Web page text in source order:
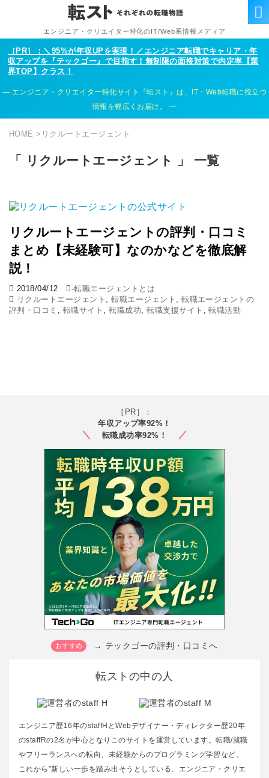
エンジニア・クリエイター特化のIT/Web系情報メディア
［PR］：＼95%が年収UPを実現！／エンジニア転職でキャリア・年
収アップを『テックゴー』で目指す！無制限の面接対策で内定率【業
界TOP】クラス！
エンジニア・クリエイター特化サイト『転スト』は、IT・Web転職に役立つ
情報を幅広くお届け。
HOME > リクルートエージェント
「 リクルートエージェント 」 一覧
リクルートエージェントの評判・口コミ
まとめ【未経験可】なのかなどを徹底解
説！
2018/04/12 -転職エージェントとは
リクルートエージェント ,転職エージェント ,転職エージェントの
評判・口コミ , 転職サイト ,転職成功,転職支援サイト ,転職活動
［PR］：
年収アップ率92%！
転職成功率92%！
→ テックゴーの評判・口コミへ
転ストの中の人
エンジニア歴16年のstaffHとWebデザイナー・ディレクター歴20年
のstaffRの2名が中心となりこのサイトを運営しています。転職/就職
やフリーランスへの転向、未経験からのプログラミング学習など、
これから”新しい一歩を踏み出そうとしている、エンジニア・クリエ